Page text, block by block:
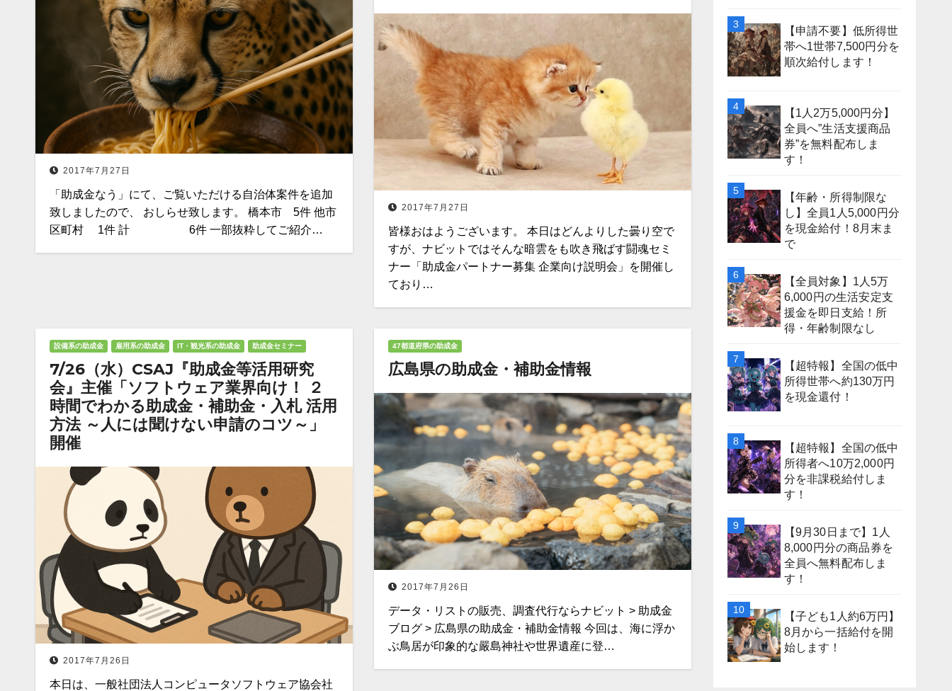
2017年7月27日
「助成金なう」にて、ご覧いただける自治体案件を追加
致しましたので、 おしらせ致します。 橋本市 5件 他市
区町村 1件 計 6件 一部抜粋してご紹介…
2017年7月27日
皆様おはようございます。 本日はどんよりした曇り空で
すが、ナビットではそんな暗雲をも吹き飛ばす闘魂セミ
ナー「助成金パートナー募集 企業向け説明会」を開催し
ており…
設備系の助成金 雇用系の助成金 IT・観光系の助成金 助成金セミナー
7/26（水）CSAJ『助成金等活用研究
会』主催「ソフトウェア業界向け！ ２
時間でわかる助成金・補助金・入札 活用
方法 ～人には聞けない申請のコツ～」
開催
2017年7月26日
本日は、一般社団法人コンピュータソフトウェア協会社
47都道府県の助成金
広島県の助成金・補助金情報
2017年7月26日
データ・リストの販売、調査代行ならナビット > 助成金
ブログ > 広島県の助成金・補助金情報 今回は、海に浮か
ぶ鳥居が印象的な嚴島神社や世界遺産に登…
【申請不要】低所得世
帯へ1世帯7,500円分を
順次給付します！
【1人2万5,000円分】
全員へ”生活支援商品
券”を無料配布しま
す！
【年齢・所得制限な
し】全員1人5,000円分
を現金給付！8月末ま
で
【全員対象】1人5万
6,000円の生活安定支
援金を即日支給！所
得・年齢制限なし
【超特報】全国の低中
所得世帯へ約130万円
を現金還付！
【超特報】全国の低中
所得者へ10万2,000円
分を非課税給付しま
す！
【9月30日まで】1人
8,000円分の商品券を
全員へ無料配布しま
す！
【子ども1人約6万円】
8月から一括給付を開
始します！